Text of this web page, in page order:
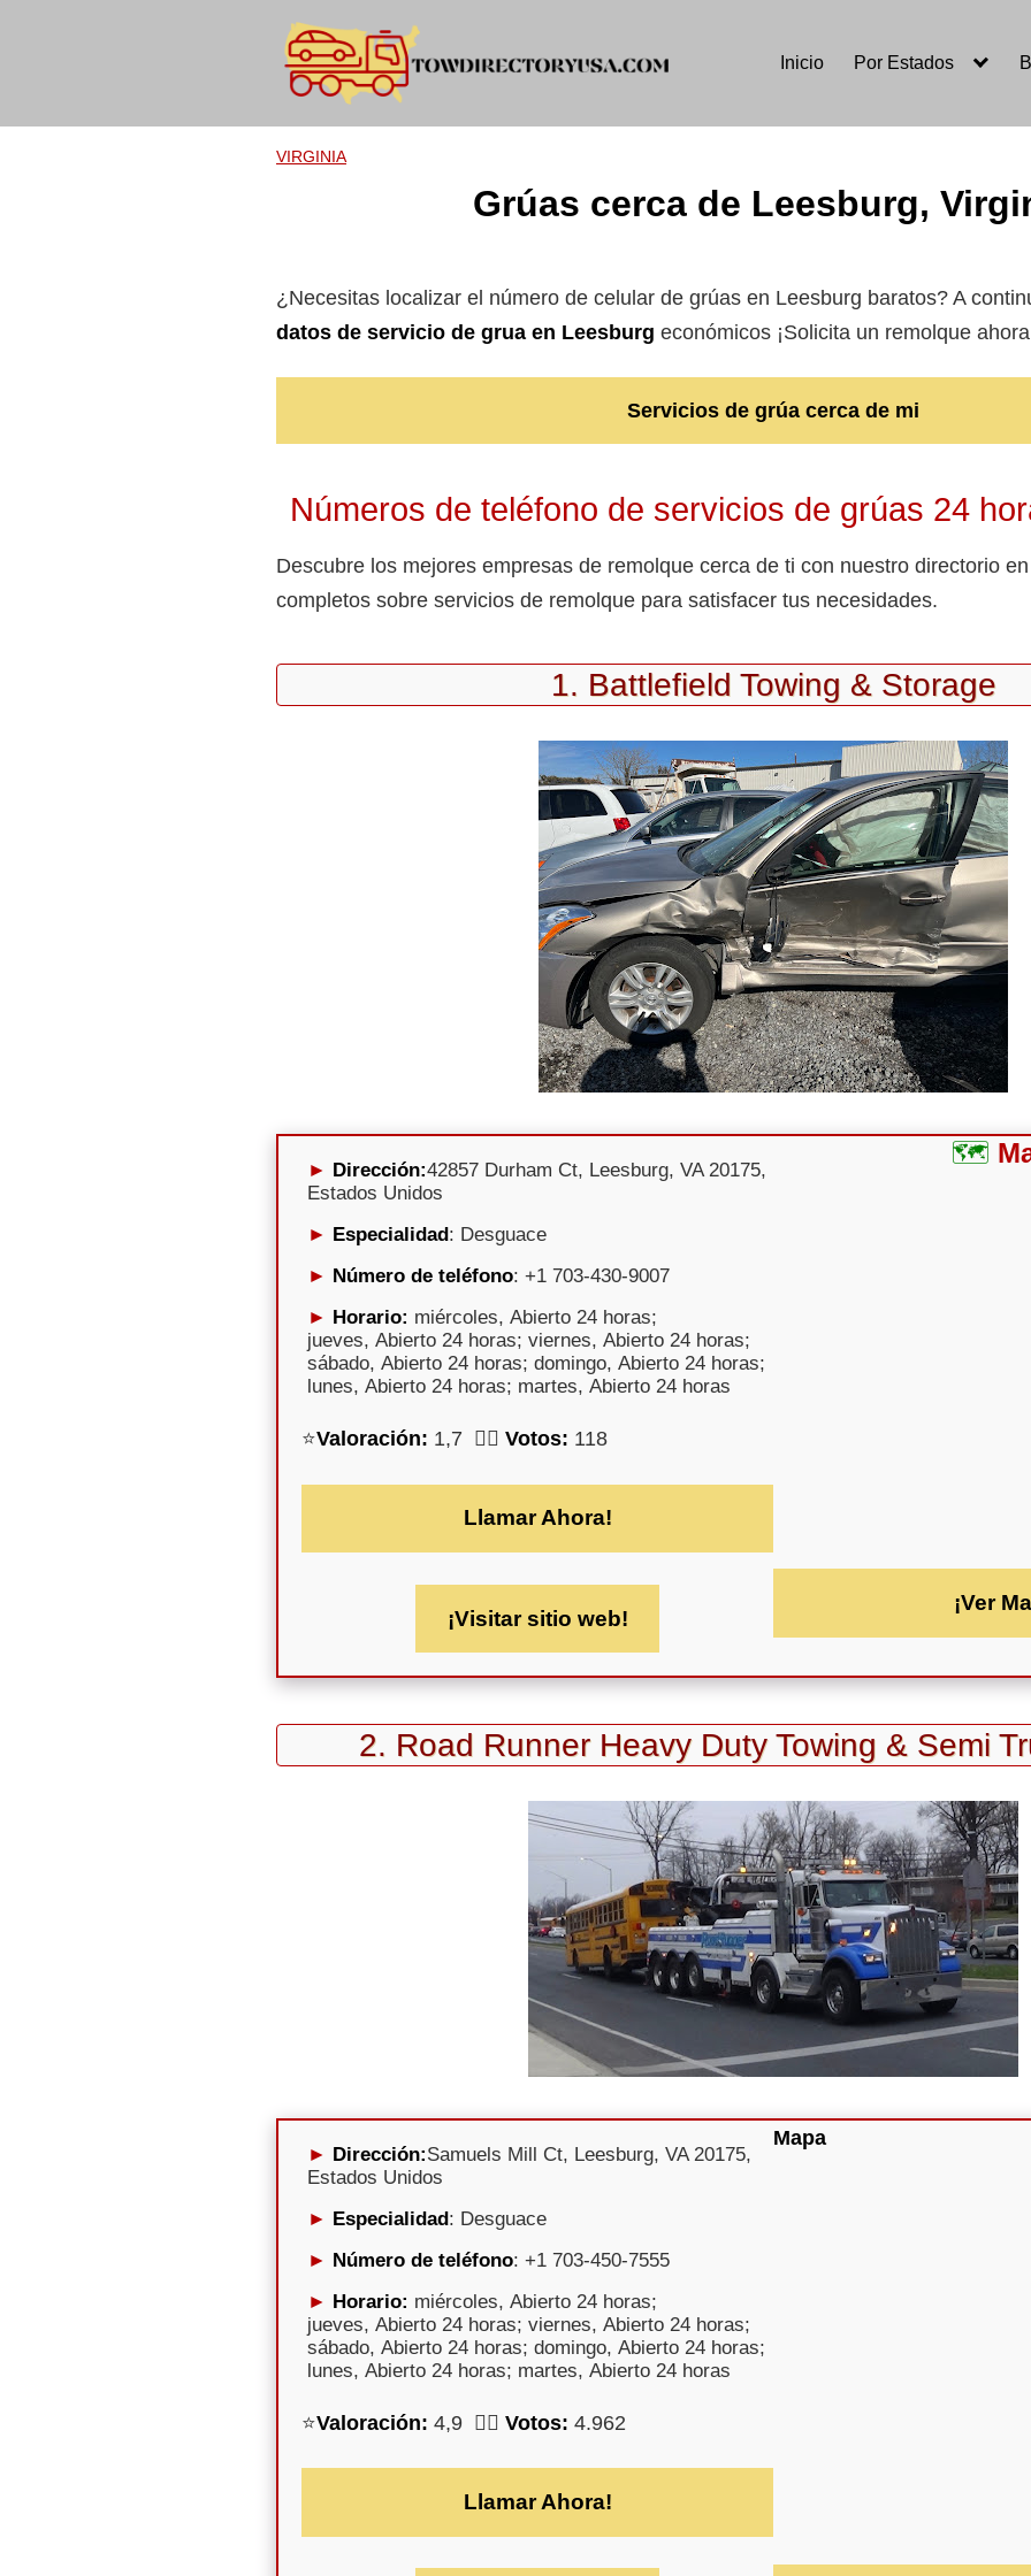
Inicio Por Estados
VIRGINIA
Grúas cerca de Leesburg,
¿Necesitas localizar el número de celular de grúas en Leesburg baratos? A
datos de servicio de grua en Leesburg económicos ¡Solicita un remolque
Servicios de grúa cerca de mi
Números de teléfono de servicios de grúas 24
Descubre los mejores empresas de remolque cerca de ti con nuestro directorio
completos sobre servicios de remolque para satisfacer tus necesidades.
1. Battlefield Towing & Storage
Dirección:42857 Durham Ct, Leesburg, VA 20175,
Estados Unidos
Especialidad: Desguace
Número de teléfono: +1 703-430-9007
Horario: miércoles, Abierto 24 horas;
jueves, Abierto 24 horas; viernes, Abierto 24 horas;
sábado, Abierto 24 horas; domingo, Abierto 24 horas;
lunes, Abierto 24 horas; martes, Abierto 24 horas
⭐Valoración: 1,7 🕵️‍♀️ Votos: 118
Llamar Ahora!
¡Visitar sitio web!
¡Ver
2. Road Runner Heavy Duty Towing & Semi
Dirección:Samuels Mill Ct, Leesburg, VA 20175,
Estados Unidos
Especialidad: Desguace
Número de teléfono: +1 703-450-7555
Horario: miércoles, Abierto 24 horas;
jueves, Abierto 24 horas; viernes, Abierto 24 horas;
sábado, Abierto 24 horas; domingo, Abierto 24 horas;
lunes, Abierto 24 horas; martes, Abierto 24 horas
⭐Valoración: 4,9 🕵️‍♀️ Votos: 4.962
Llamar Ahora!
Mapa